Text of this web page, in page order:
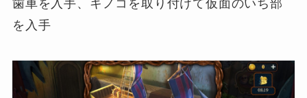
歯車を入手、キノコを取り付けて仮面のいち部
を入手